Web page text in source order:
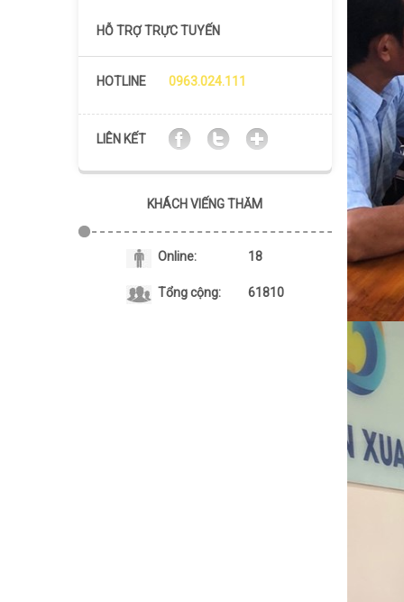
HỖ TRỢ TRỰC TUYẾN
HOTLINE 0963.024.111
LIÊN KẾT
KHÁCH VIẾNG THĂM
Online: 18
Tổng cộng: 61810